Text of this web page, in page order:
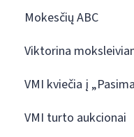
Mokesčių ABC
Viktorina
VMI kviečia į
VMI turto aukcionai